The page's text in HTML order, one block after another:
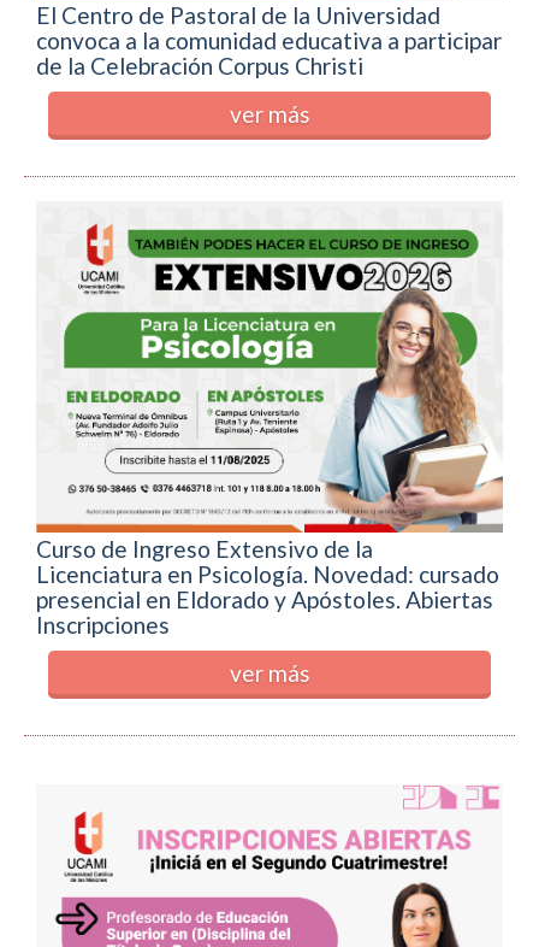
El Centro de Pastoral de la Universidad
convoca a la comunidad educativa a participar
de la Celebración Corpus Christi
ver más
Curso de Ingreso Extensivo de la
Licenciatura en Psicología. Novedad: cursado
presencial en Eldorado y Apóstoles. Abiertas
Inscripciones
ver más